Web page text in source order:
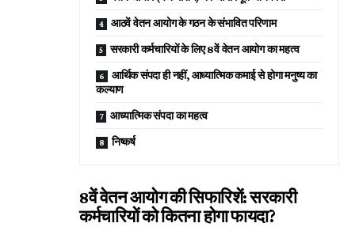
आठवें वेतन आयोग के गठन के संभावित परिणाम
सरकारी कर्मचारियों के लिए 8वें वेतन आयोग का महत्व
आर्थिक संपदा ही नहीं, आध्यात्मिक कमाई से होगा मनुष्य का
कल्याण
आध्यात्मिक संपदा का महत्व
निष्कर्ष
8वें वेतन आयोग की सिफारिशें: सरकारी
कर्मचारियों को कितना होगा फायदा?